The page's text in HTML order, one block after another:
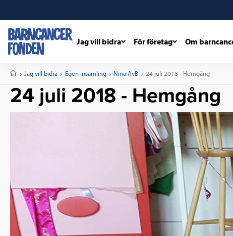
Jag vill bidra För företag Om
StartJag vill bidra Egen insamling Nina AvB Current:
24 juli 2018 - Hemgång
24 juli 2018 - Hemgång